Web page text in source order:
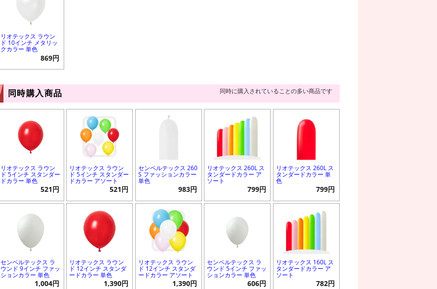
リオテックス ラウン
ド 10インチ メタリッ
クカラー 単色
869円
同時購入商品 同時に購入されていることの多い商品です
リオテックス ラウン
ド 5インチ スタンダー
ドカラー 単色
521円
リオテックス ラウン
ド 5インチ スタンダー
ドカラー アソート
521円
センペルテックス 260
S ファッションカラー
単色
983円
リオテックス 260L ス
タンダードカラー ア
ソート
799円
リオテックス 260L ス
タンダードカラー 単
色
799円
センペルテックス ラ
ウンド 9インチ ファッ
ションカラー 単色
1,004円
リオテックス ラウン
ド 12インチ スタンダ
ードカラー 単色
1,390円
リオテックス ラウン
ド 12インチ スタンダ
ードカラー アソート
1,390円
センペルテックス ラ
ウンド 5インチ ファッ
ションカラー 単色
606円
リオテックス 160L ス
タンダードカラー ア
ソート
782円